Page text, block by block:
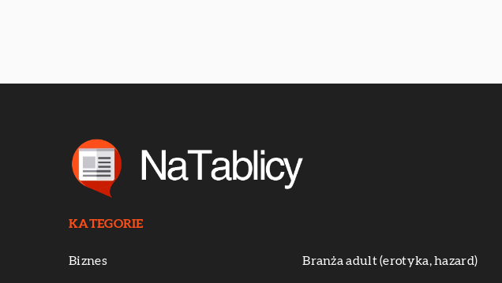
KATEGORIE
Biznes Branża adult (erotyka, hazard)